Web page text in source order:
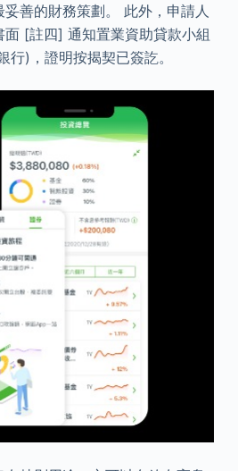
善的財務策劃。 此外，申請人
[註四] 通知置業資助貸款小組
行)，證明按揭契已簽訖。